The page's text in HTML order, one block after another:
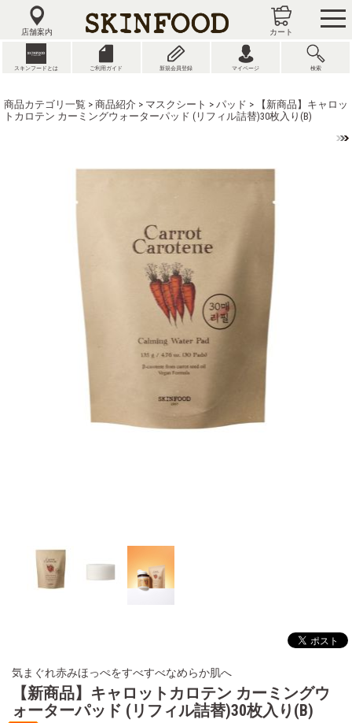
店舗案内 カート
スキンフードとは ご利用ガイド 新規会員登録 マイページ 検索
商品カテゴリ一覧 > 商品紹介 > マスクシート > パッド > 【新商品】キャロッ
トカロテン カーミングウォーターパッド (リフィル詰替)30枚入り(B)
気まぐれ赤みほっぺをすべすべなめらか肌へ
【新商品】キャロットカロテン カーミングウ
ォーターパッド (リフィル詰替)30枚入り(B)